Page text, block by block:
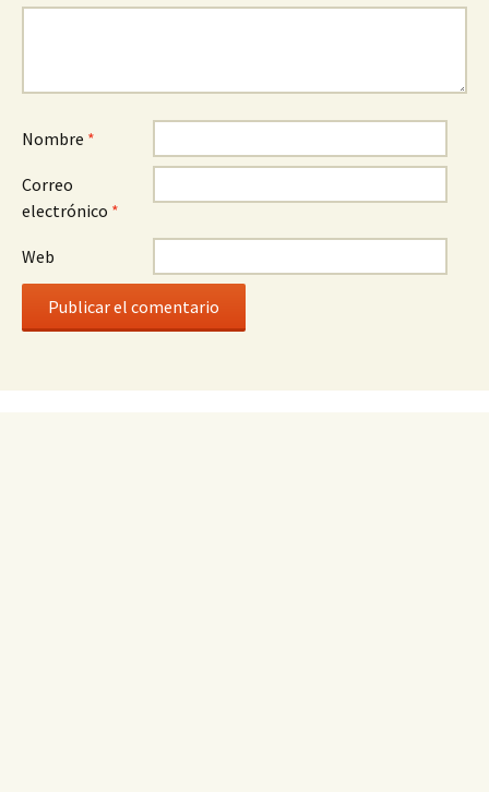
Nombre *
Correo
electrónico *
Web